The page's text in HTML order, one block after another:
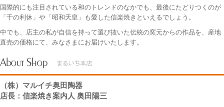
国際的にも注目されている和のトレンドのなかでも、最後にたどりつくのが
「千の利休」や「昭和天皇」も愛した信楽焼きといえるでしょう。
中でも、店主の私が自信を持って選び抜いた伝統の窯元からの作品を、産地
直売の価格にて、みなさまにお届けいたします。
（株）マルイチ奥田陶器
店長：信楽焼き案内人 奥田陽三